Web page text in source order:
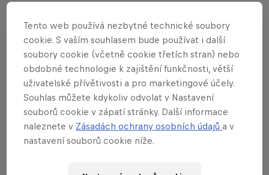
Catch up on the UCI MTB
World Cup
Tento web používá nezbytné technické soubory
cookie. S vaším souhlasem bude používat i další
soubory cookie (včetně cookie třetích stran) nebo
obdobné technologie k zajištění funkčnosti, větší
uživatelské přívětivosti a pro marketingové účely.
Souhlas můžete kdykoliv odvolat v Nastavení
souborů cookie v zápatí stránky. Další informace
naleznete v Zásadách ochrany osobních údajůa v
nastavení souborů cookie níže.